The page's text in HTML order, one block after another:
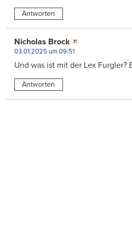
Antworten
Nicholas Brock
03.01.2025 um 09:51
Und was ist mit der Lex Furgler?
Antworten